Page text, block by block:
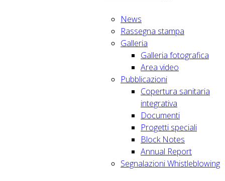
News
Rassegna stampa
Galleria
Galleria fotografica
Area video
Pubblicazioni
Copertura sanitaria
integrativa
Documenti
Progetti speciali
Block Notes
Annual Report
Segnalazioni Whistleblowing